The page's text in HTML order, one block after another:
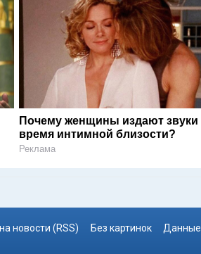
Почему женщины издают звуки
время интимной близости?
Реклама
новости (RSS) Без картинок Данные